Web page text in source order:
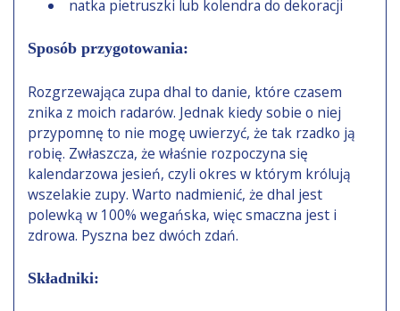
natka pietruszki lub kolendra do dekoracji
Sposób przygotowania:
Rozgrzewająca zupa dhal to danie, które czasem
znika z moich radarów. Jednak kiedy sobie o niej
przypomnę to nie mogę uwierzyć, że tak rzadko ją
robię. Zwłaszcza, że właśnie rozpoczyna się
kalendarzowa jesień, czyli okres w którym królują
wszelakie zupy. Warto nadmienić, że dhal jest
polewką w 100% wegańska, więc smaczna jest i
zdrowa. Pyszna bez dwóch zdań.
Składniki: